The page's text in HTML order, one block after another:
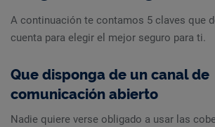
A continuación te contamos 5 claves que
cuenta para elegir el mejor seguro para ti.
Que disponga de un canal de
comunicación abierto
Nadie quiere verse obligado a usar las